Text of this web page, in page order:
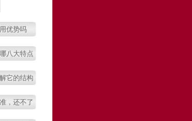
优势吗
八大特点
它的结构
，还不了